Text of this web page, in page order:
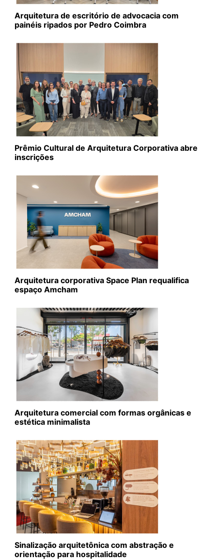
Arquitetura de escritório de advocacia com
painéis ripados por Pedro Coimbra
Prêmio Cultural de Arquitetura Corporativa abre
inscrições
Arquitetura corporativa Space Plan requalifica
espaço Amcham
Arquitetura comercial com formas orgânicas e
estética minimalista
Sinalização arquitetônica com abstração e
orientação para hospitalidade